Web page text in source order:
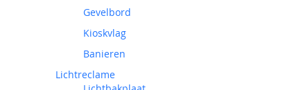
Gevelbord
Kioskvlag
Banieren
Lichtreclame